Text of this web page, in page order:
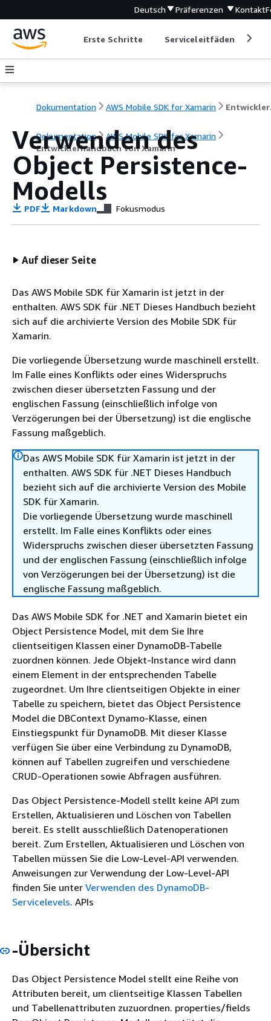
Deutsch Präferenzen Kontakt
Erste Schritte Serviceleitfäden
Dokumentation AWS Mobile SDK for Xamarin
Dokumentation
AWS Mobile SDK for Xamarin
Entwicklerhandbuch von Xamarin
Verwenden des
Object Persistence-
Modells
PDF Markdown Fokusmodus
Auf dieser Seite
Das AWS Mobile SDK für Xamarin ist jetzt in der
enthalten. AWS SDK für .NET Dieses Handbuch bezieht
sich auf die archivierte Version des Mobile SDK für
Xamarin.
Die vorliegende Übersetzung wurde maschinell erstellt.
Im Falle eines Konflikts oder eines Widerspruchs
zwischen dieser übersetzten Fassung und der
englischen Fassung (einschließlich infolge von
Verzögerungen bei der Übersetzung) ist die englische
Fassung maßgeblich.
Das AWS Mobile SDK für Xamarin ist jetzt in der
enthalten. AWS SDK für .NET Dieses Handbuch
bezieht sich auf die archivierte Version des Mobile
SDK für Xamarin.
Die vorliegende Übersetzung wurde maschinell
erstellt. Im Falle eines Konflikts oder eines
Widerspruchs zwischen dieser übersetzten Fassung
und der englischen Fassung (einschließlich infolge
von Verzögerungen bei der Übersetzung) ist die
englische Fassung maßgeblich.
Das AWS Mobile SDK for .NET and Xamarin bietet ein
Object Persistence Model, mit dem Sie Ihre
clientseitigen Klassen einer DynamoDB-Tabelle
zuordnen können. Jede Objekt-Instance wird dann
einem Element in der entsprechenden Tabelle
zugeordnet. Um Ihre clientseitigen Objekte in einer
Tabelle zu speichern, bietet das Object Persistence
Model die DBContext Dynamo-Klasse, einen
Einstiegspunkt für DynamoDB. Mit dieser Klasse
verfügen Sie über eine Verbindung zu DynamoDB,
können auf Tabellen zugreifen und verschiedene
CRUD-Operationen sowie Abfragen ausführen.
Das Object Persistence-Modell stellt keine API zum
Erstellen, Aktualisieren und Löschen von Tabellen
bereit. Es stellt ausschließlich Datenoperationen
bereit. Zum Erstellen, Aktualisieren und Löschen von
Tabellen müssen Sie die Low-Level-API verwenden.
Anweisungen zur Verwendung der Low-Level-API
finden Sie unter Verwenden des DynamoDB-
Servicelevels. APIs
-Übersicht
Das Object Persistence Model stellt eine Reihe von
Attributen bereit, um clientseitige Klassen Tabellen
und Tabellenattributen zuzuordnen. properties/fields